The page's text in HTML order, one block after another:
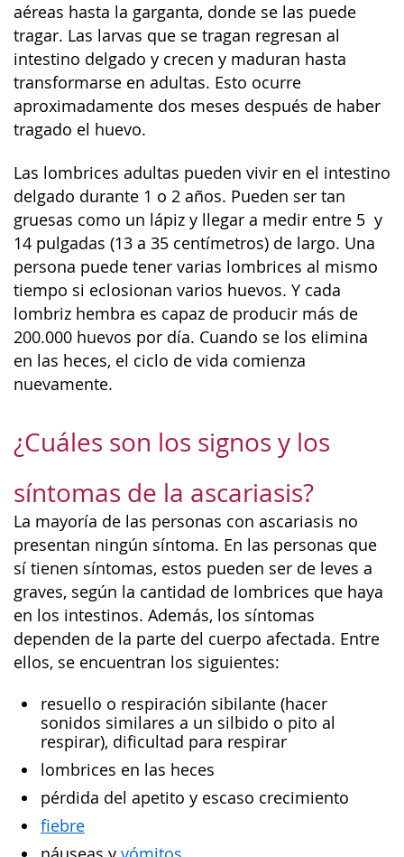
aéreas hasta la garganta, donde se las puede
tragar. Las larvas que se tragan regresan al
intestino delgado y crecen y maduran hasta
transformarse en adultas. Esto ocurre
aproximadamente dos meses después de haber
tragado el huevo.
Las lombrices adultas pueden vivir en el intestino
delgado durante 1 o 2 años. Pueden ser tan
gruesas como un lápiz y llegar a medir entre 5 y
14 pulgadas (13 a 35 centímetros) de largo. Una
persona puede tener varias lombrices al mismo
tiempo si eclosionan varios huevos. Y cada
lombriz hembra es capaz de producir más de
200.000 huevos por día. Cuando se los elimina
en las heces, el ciclo de vida comienza
nuevamente.
¿Cuáles son los signos y los
síntomas de la ascariasis?
La mayoría de las personas con ascariasis no
presentan ningún síntoma. En las personas que
sí tienen síntomas, estos pueden ser de leves a
graves, según la cantidad de lombrices que haya
en los intestinos. Además, los síntomas
dependen de la parte del cuerpo afectada. Entre
ellos, se encuentran los siguientes:
resuello o respiración sibilante (hacer
sonidos similares a un silbido o pito al
respirar), dificultad para respirar
lombrices en las heces
pérdida del apetito y escaso crecimiento
fiebre